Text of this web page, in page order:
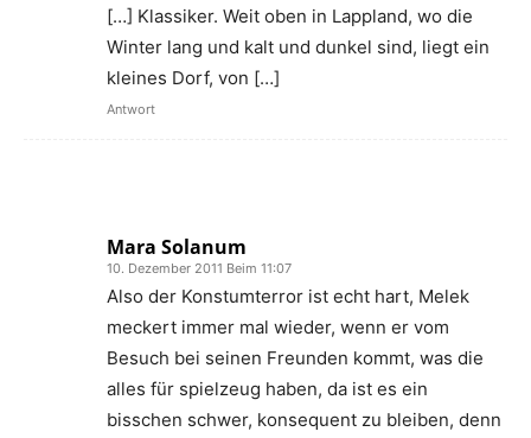
[…] Klassiker. Weit oben in Lappland, wo die
Winter lang und kalt und dunkel sind, liegt ein
kleines Dorf, von […]
Antwort
Mara Solanum
10. Dezember 2011 Beim 11:07
Also der Konstumterror ist echt hart, Melek
meckert immer mal wieder, wenn er vom
Besuch bei seinen Freunden kommt, was die
alles für spielzeug haben, da ist es ein
bisschen schwer, konsequent zu bleiben, denn